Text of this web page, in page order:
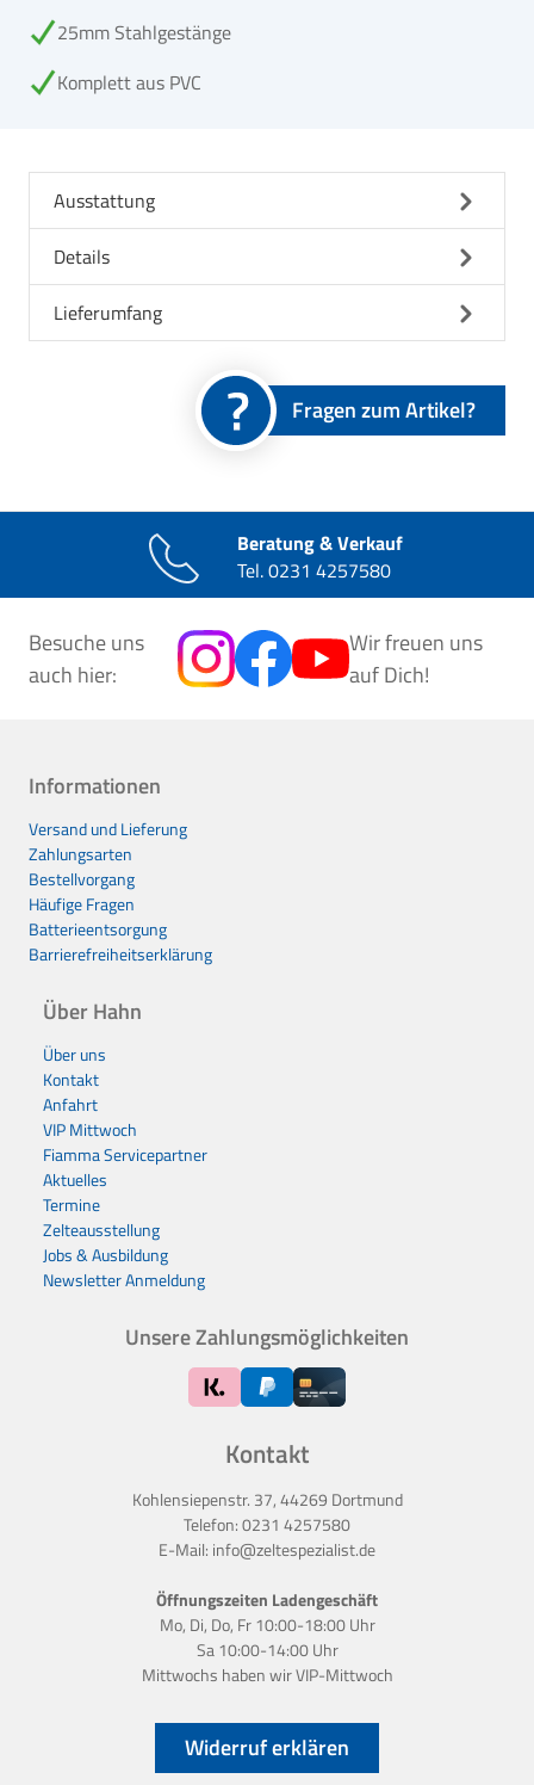
25mm Stahlgestänge
Komplett aus PVC
Ausstattung
Details
Lieferumfang
Fragen zum Artikel?
Beratung & Verkauf
Tel.0231 4257580
Besuche uns
auch hier:
Wir freuen uns
auf Dich!
Widerruf erklären
Informationen
Versand und Lieferung
Zahlungsarten
Bestellvorgang
Häufige Fragen
Batterieentsorgung
Barrierefreiheitserklärung
Über Hahn
Über uns
Kontakt
Anfahrt
VIP Mittwoch
Fiamma Servicepartner
Aktuelles
Termine
Zelteausstellung
Jobs & Ausbildung
Newsletter Anmeldung
Kontakt
Kohlensiepenstr. 37, 44269 Dortmund
Telefon:0231 4257580
E-Mail: info@zeltespezialist.de
Öffnungszeiten Ladengeschäft
Mo, Di, Do, Fr 10:00-18:00 Uhr
Sa 10:00-14:00 Uhr
Mittwochs haben wirVIP-Mittwoch
Unsere Zahlungsmöglichkeiten